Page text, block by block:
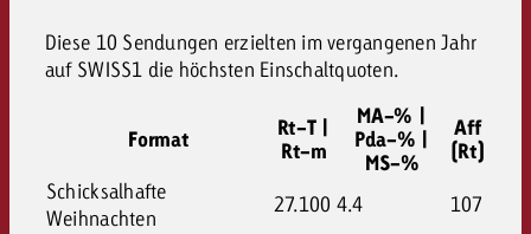
Diese 10 Sendungen erzielten im vergangenen Jahr
auf SWISS1 die höchsten Einschaltquoten.
Format
Rt-T |
Rt-m
MA-% |
Pda-% |
MS-%
Aff
(Rt)
Schicksalhafte
Weihnachten
27.100 4.4
107